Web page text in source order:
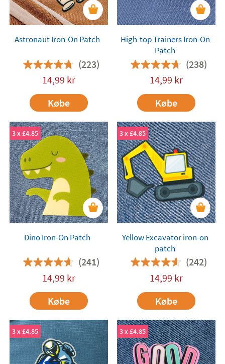
Astronaut Iron-On Patch
(223)
14,99 kr
Købe
High-top Trainers Iron-On
Patch
(238)
14,99 kr
Købe
3 x £4.85
Dino Iron-On Patch
(241)
14,99 kr
Købe
3 x £4.85
Yellow Excavator iron-on
patch
(242)
14,99 kr
Købe
3 x £4.85 3 x £4.85